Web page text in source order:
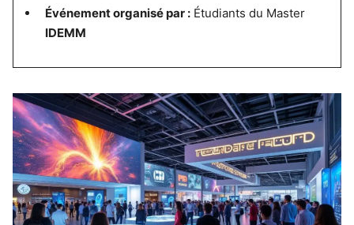
Événement organisé par :Étudiants du Master
IDEMM